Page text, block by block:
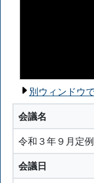
別ウィンドウ
会議名
令和３年９月定
会議日